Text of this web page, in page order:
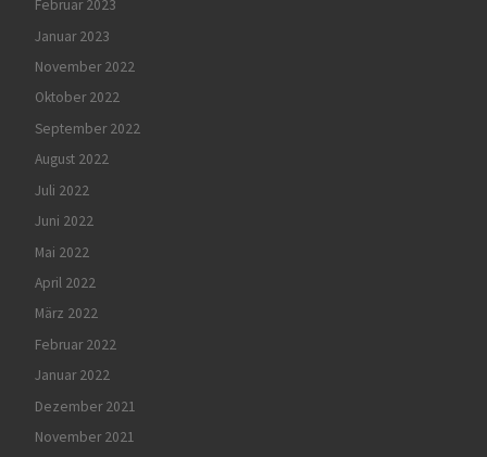
Februar 2023
Januar 2023
November 2022
Oktober 2022
September 2022
August 2022
Juli 2022
Juni 2022
Mai 2022
April 2022
März 2022
Februar 2022
Januar 2022
Dezember 2021
November 2021